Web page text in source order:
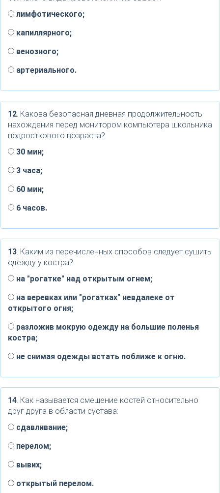
лимфотического;
капиллярного;
венозного;
артериального.
12. Какова безопасная дневная продолжительность
нахождения перед монитором компьютера школьника
подросткового возраста?
30 мин;
3 часа;
60 мин;
6 часов.
13. Каким из перечисленных способов следует сушить
одежду у костра?
на "рогатке" над открытым огнем;
на веревках или "рогатках" невдалеке от
открытого огня;
разложив мокрую одежду на большие поленья
костра;
не снимая одежды встать поближе к огню.
14. Как называется смещение костей относительно
друг друга в области сустава:
сдавливание;
перелом;
вывих;
открытый перелом.